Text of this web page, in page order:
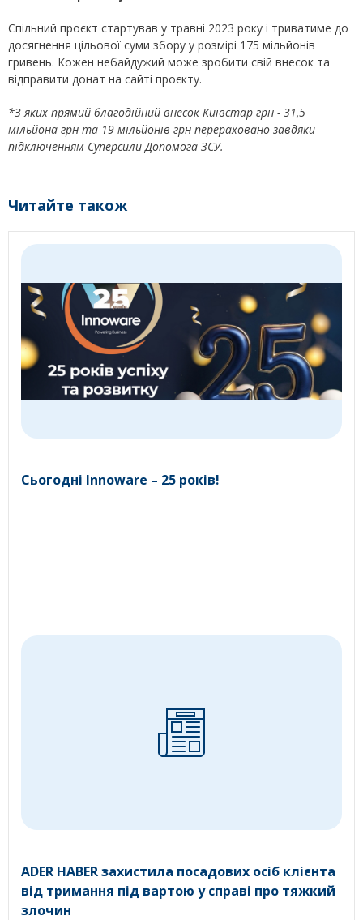
Спільний проєкт стартував у травні 2023 року і триватиме до
досягнення цільової суми збору у розмірі 175 мільйонів
гривень. Кожен небайдужий може зробити свій внесок та
відправити донат на сайті проєкту.
*З яких прямий благодійний внесок Київстар грн - 31,5
мільйона грн та 19 мільйонів грн перераховано завдяки
підключенням Суперсили Допомога ЗСУ.
Читайте також
Сьогодні Innoware – 25 років!
ADER HABER захистила посадових осіб клієнта
від тримання під вартою у справі про тяжкий
злочин